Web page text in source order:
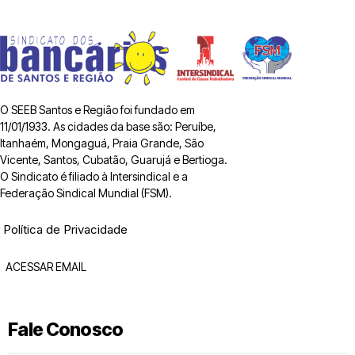
O SEEB Santos e Região foi fundado em
11/01/1933. As cidades da base são: Peruíbe,
Itanhaém, Mongaguá, Praia Grande, São
Vicente, Santos, Cubatão, Guarujá e Bertioga.
O Sindicato é filiado à Intersindical e a
Federação Sindical Mundial (FSM).
Política de Privacidade
ACESSAR EMAIL
Fale Conosco